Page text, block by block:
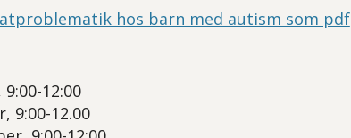
hos barn med autism som pdf
12:00
9:00-12.00